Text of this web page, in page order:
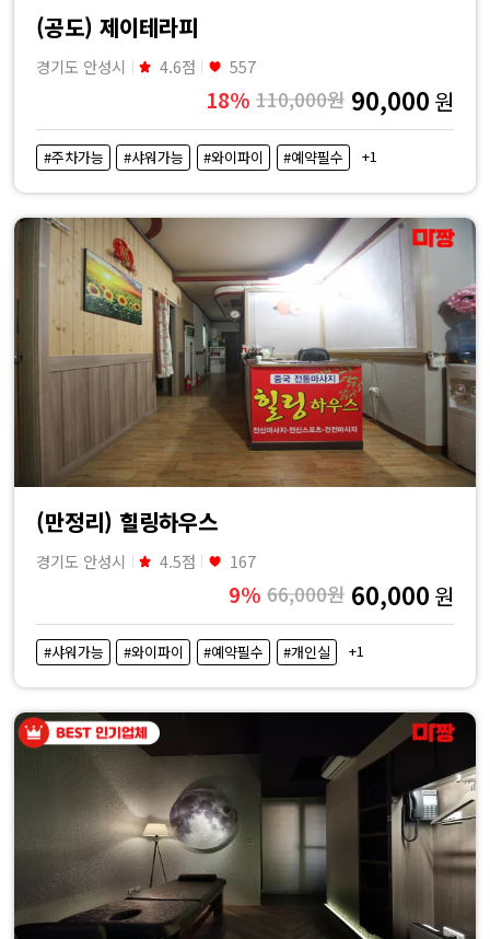
(공도) 제이테라피
경기도 안성시 4.6점 557
18% 110,000원 90,000 원
#주차가능 #샤워가능 #와이파이 #예약필수 +1
(만정리) 힐링하우스
경기도 안성시 4.5점 167
9% 66,000원 60,000 원
#샤워가능 #와이파이 #예약필수 #개인실 +1